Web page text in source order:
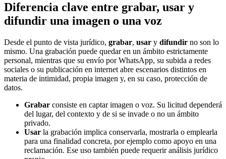
Diferencia clave entre grabar, usar y
difundir una imagen o una voz
Desde el punto de vista jurídico, grabar, usar y difundir no son lo
mismo. Una grabación puede quedar en un ámbito estrictamente
personal, mientras que su envío por WhatsApp, su subida a redes
sociales o su publicación en internet abre escenarios distintos en
materia de intimidad, propia imagen y, en su caso, protección de
datos.
Grabar consiste en captar imagen o voz. Su licitud dependerá
del lugar, del contexto y de si se invade o no un ámbito
privado.
Usar la grabación implica conservarla, mostrarla o emplearla
para una finalidad concreta, por ejemplo como apoyo en una
reclamación. Ese uso también puede requerir análisis jurídico